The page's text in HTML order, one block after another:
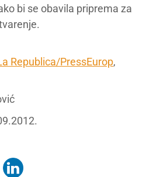
bi se obavila priprema za
Republica/PressEurop,